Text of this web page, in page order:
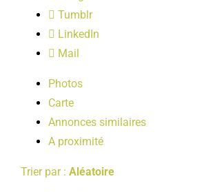
LOISIRS
PUBLICATIONS
Tumblr
LinkedIn
Mail
Photos
Carte
Annonces similaires
A proximité
Trier par : Aléatoire